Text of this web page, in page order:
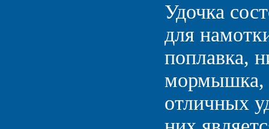
Удочка
для
поплавка,
мормышка,
отличных